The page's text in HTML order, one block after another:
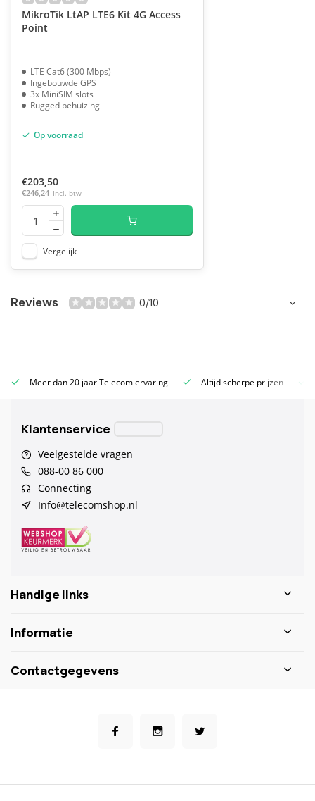
MikroTik LtAP LTE6 Kit 4G Access
Point
LTE Cat6 (300 Mbps)
Ingebouwde GPS
3x MiniSIM slots
Rugged behuizing
Op voorraad
€203,50
€246,24 Incl. btw
Vergelijk
Reviews 0/10
Meer dan 20 jaar Telecom ervaring Altijd scherpe prijzen
Klantenservice
Veelgestelde vragen
088-00 86 000
Connecting
Info@telecomshop.nl
Handige links
Informatie
Contactgegevens